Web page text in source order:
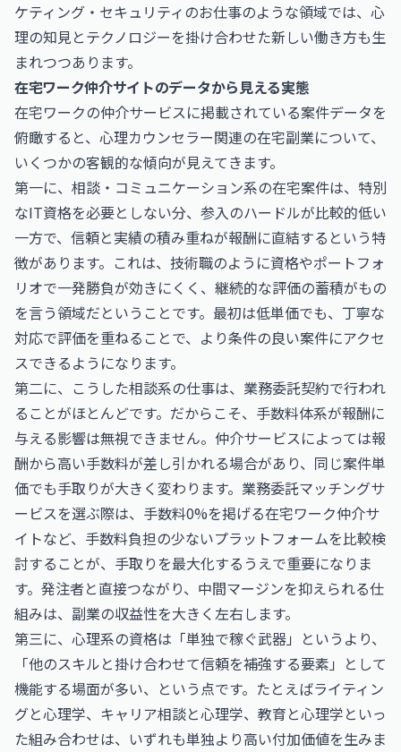
ケティング・セキュリティのお仕事のような領域では、心
理の知見とテクノロジーを掛け合わせた新しい働き方も生
まれつつあります。
在宅ワーク仲介サイトのデータから見える実態
在宅ワークの仲介サービスに掲載されている案件データを
俯瞰すると、心理カウンセラー関連の在宅副業について、
いくつかの客観的な傾向が見えてきます。
第一に、相談・コミュニケーション系の在宅案件は、特別
なIT資格を必要としない分、参入のハードルが比較的低い
一方で、信頼と実績の積み重ねが報酬に直結するという特
徴があります。これは、技術職のように資格やポートフォ
リオで一発勝負が効きにくく、継続的な評価の蓄積がもの
を言う領域だということです。最初は低単価でも、丁寧な
対応で評価を重ねることで、より条件の良い案件にアクセ
スできるようになります。
第二に、こうした相談系の仕事は、業務委託契約で行われ
ることがほとんどです。だからこそ、手数料体系が報酬に
与える影響は無視できません。仲介サービスによっては報
酬から高い手数料が差し引かれる場合があり、同じ案件単
価でも手取りが大きく変わります。業務委託マッチングサ
ービスを選ぶ際は、手数料0%を掲げる在宅ワーク仲介サ
イトなど、手数料負担の少ないプラットフォームを比較検
討することが、手取りを最大化するうえで重要になりま
す。発注者と直接つながり、中間マージンを抑えられる仕
組みは、副業の収益性を大きく左右します。
第三に、心理系の資格は「単独で稼ぐ武器」というより、
「他のスキルと掛け合わせて信頼を補強する要素」として
機能する場面が多い、という点です。たとえばライティン
グと心理学、キャリア相談と心理学、教育と心理学といっ
た組み合わせは、いずれも単独より高い付加価値を生みま